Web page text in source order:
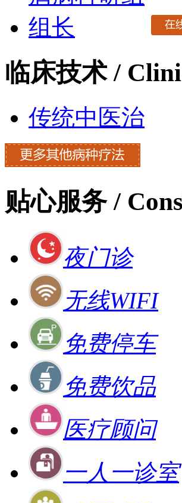
临床技术 /
传统中医治
贴心服务 /
夜门诊
无线WIFI
免费停车
免费饮品
医疗顾问
一人一诊室